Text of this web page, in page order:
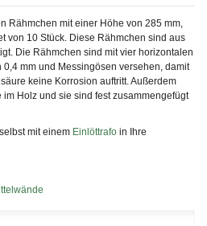
Rähmchen mit einer Höhe von 285 mm,
von 10 Stück. Diese Rähmchen sind aus
Die Rähmchen sind mit vier horizontalen
0,4 mm und Messingösen versehen, damit
keine Korrosion auftritt. Außerdem
Holz und sie sind fest zusammengefügt
mit einem Einlöttrafo in Ihre